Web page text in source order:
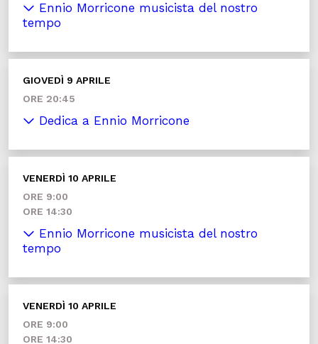
Ennio Morricone musicista del nostro
tempo
GIOVEDÌ 9 APRILE
ORE 20:45
Dedica a Ennio Morricone
VENERDÌ 10 APRILE
ORE 9:00
ORE 14:30
Ennio Morricone musicista del nostro
tempo
VENERDÌ 10 APRILE
ORE 9:00
ORE 14:30